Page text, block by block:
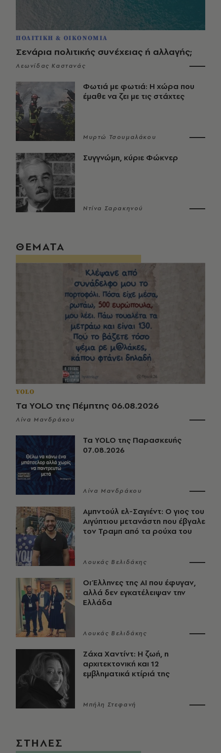
ΠΟΛΙΤΙΚΗ & ΟΙΚΟΝΟΜΙΑ
Σενάρια πολιτικής συνέχειας ή αλλαγής;
Λεωνίδας Καστανάς
Φωτιά με φωτιά: Η χώρα που
έμαθε να ζει με τις στάχτες
Μυρτώ Τσουμαλάκου
Συγγνώμη, κύριε Φώκνερ
Ντίνα Σαρακηνού
ΘΕΜΑΤΑ
YOLO
Τα YOLO της Πέμπτης 06.08.2026
Λίνα Μανδράκου
Τα YOLO της Παρασκευής
07.08.2026
Λίνα Μανδράκου
Αμπντούλ ελ-Σαγιέντ: Ο γιος του
Αιγύπτιου μετανάστη που έβγαλε
τον Τραμπ από τα ρούχα του
Λουκάς Βελιδάκης
Οι Έλληνες της ΑΙ που έφυγαν,
αλλά δεν εγκατέλειψαν την
Ελλάδα
Λουκάς Βελιδάκης
Ζάχα Χαντίντ: Η ζωή, η
αρχιτεκτονική και 12
εμβληματικά κτίριά της
Μπήλη Στεφανή
ΣΤΗΛΕΣ